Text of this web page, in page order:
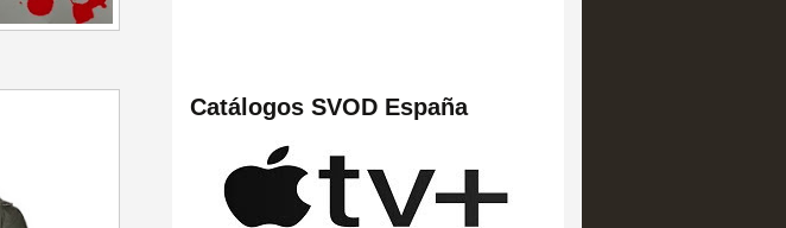
Catálogos SVOD España